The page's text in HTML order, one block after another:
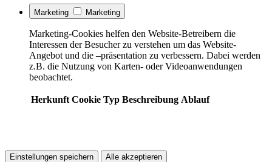
Marketing Marketing
Marketing-Cookies helfen den Website-Betreibern die
Interessen der Besucher zu verstehen um das Website-
Angebot und die –präsentation zu verbessern. Dabei werden
z.B. die Nutzung von Karten- oder Videoanwendungen
beobachtet.
Herkunft Cookie Typ Beschreibung Ablauf
Einstellungen speichern Alle akzeptieren